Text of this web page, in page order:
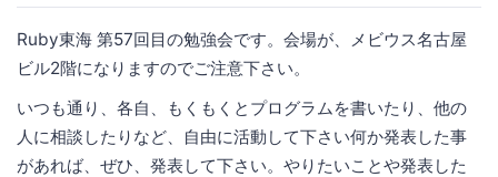
Ruby東海 第57回目の勉強会です。会場が、メビウス名古屋
ビル2階になりますのでご注意下さい。
いつも通り、各自、もくもくとプログラムを書いたり、他の
人に相談したりなど、自由に活動して下さい何か発表した事
があれば、ぜひ、発表して下さい。やりたいことや発表した